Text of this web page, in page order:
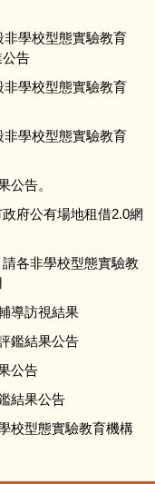
非學校型態實驗教育
公告
非學校型態實驗教育
非學校型態實驗教育
公告。
府公有場地租借2.0網
各非學校型態實驗教
導訪視結果
鑑結果公告
公告
結果公告
校型態實驗教育機構